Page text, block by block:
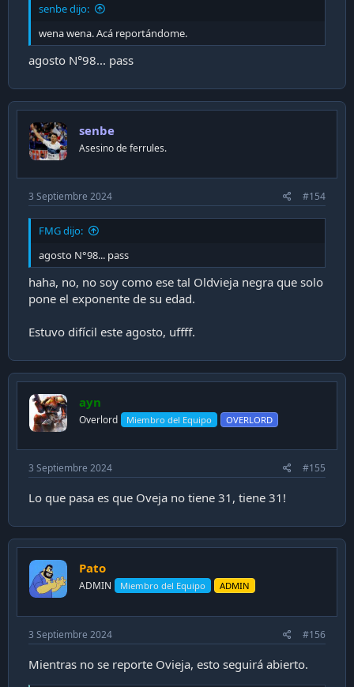
senbe dijo:
wena wena. Acá reportándome.
agosto N°98... pass
senbe
Asesino de ferrules.
3 Septiembre 2024 #154
FMG dijo:
agosto N°98... pass
haha, no, no soy como ese tal Oldvieja negra que solo
pone el exponente de su edad.
Estuvo difícil este agosto, uffff.
ayn
Overlord Miembro del Equipo OVERLORD
3 Septiembre 2024 #155
Lo que pasa es que Oveja no tiene 31, tiene 31!
Pato
ADMIN Miembro del Equipo ADMIN
3 Septiembre 2024 #156
Mientras no se reporte Ovieja, esto seguirá abierto.